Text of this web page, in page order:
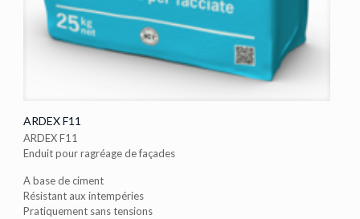
ARDEX F11
ARDEX F11
Enduit pour ragréage de façades
A base de ciment
Résistant aux intempéries
Pratiquement sans tensions